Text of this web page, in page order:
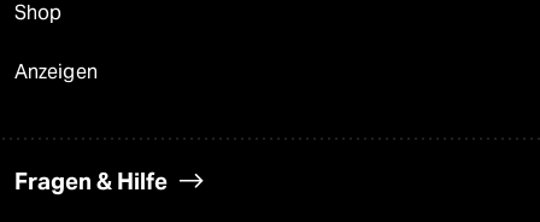
Shop
Anzeigen
Fragen & Hilfe